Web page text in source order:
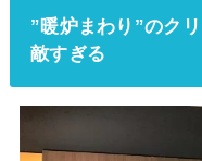
”暖炉まわり”のク
敵すぎる